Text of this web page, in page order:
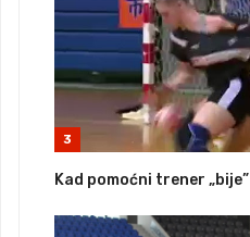
3
Kad pomoćni trener „bije”